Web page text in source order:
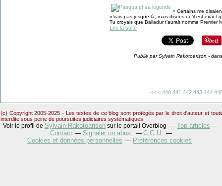
« Certains me
n’irais pas jusque-là, mais disons qu’il est
Tu croyais que Balladur t’aurait nommé Premier
Lire la suite
Publié par Sylvain Rakotoarison -
<< < 400
410
420
430
440 441 442 443 444
(c) Copyright 2005-2025 - Les textes de ce blog sont protégés par le droit d'auteur et
interdite sous peine de poursuites judiciaires systématiques.
Voir le profil de Sylvain Rakotoarison sur le portail Overblog
Top articles
Contact
Signaler un abus
C.G.U.
Cookies et données personnelles
Préférences cookies